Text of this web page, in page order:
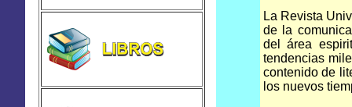
La Revista
de la
del área
tendencias
contenido de
los nuevos